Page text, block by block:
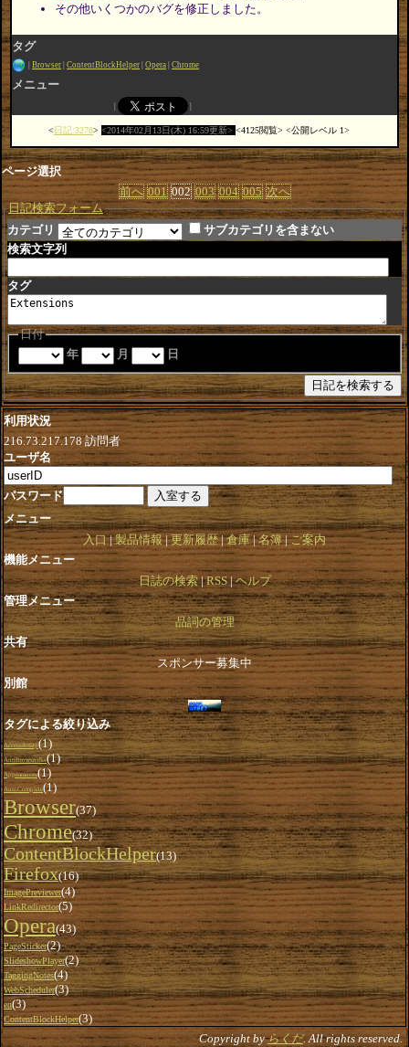
その他いくつかのバグを修正しました。
タグ
Browser ContentBlockHelper Opera Chrome
メニュー
日記:3278 2014年02月13日(木) 16:59更新 4125閲覧 公開レベル 1
ページ選択
前へ 001 002 003 004 005 次へ
日記検索フォーム
カテゴリ
サブカテゴリを含まない
検索文字列
タグ
日付
年
月 日
利用状況
216.73.217.178訪問者
ユーザ名
パスワード
メニュー
入口 製品情報 更新履歴 倉庫 名簿 ご案内
機能メニュー
日誌の検索 RSS ヘルプ
管理メニュー
品詞の管理
共有
スポンサー募集中
別館
タグによる絞り込み
Accessibility(1)
AntiBrowsniffer(1)
Appearances(1)
AutoComplete(1)
Browser(37)
Chrome(32)
ContentBlockHelper(13)
Firefox(16)
ImagePreviewer(4)
LinkRedirector(5)
Opera(43)
PageSticker(2)
SlideshowPlayer(2)
TaggingNotes(4)
WebScheduler(3)
en(3)
ContentBlockHelper(3)
Copyright byらくだ. All rights reserved.